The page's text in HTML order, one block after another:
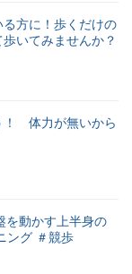
方に！歩くだけの
いてみませんか？
！ 体力が無いから
動かす上半身の
ング ＃競歩